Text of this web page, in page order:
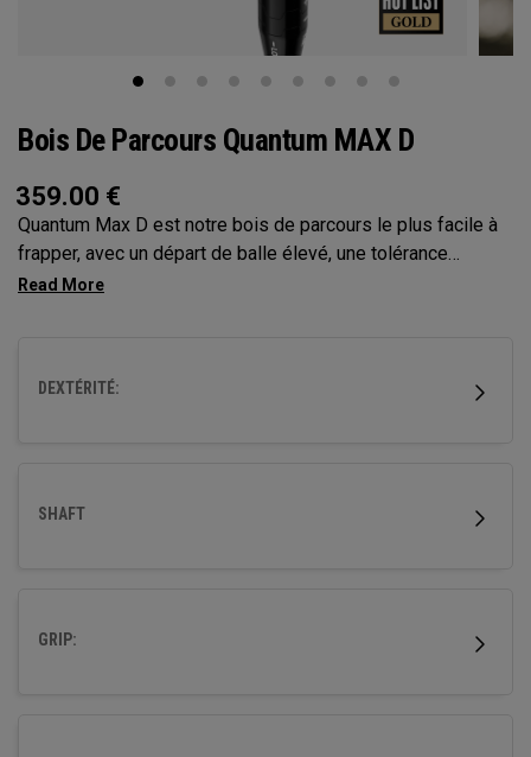
Bois De Parcours Quantum MAX D
359.00 €
Quantum Max D est notre bois de parcours le plus facile à
frapper, avec un départ de balle élevé, une tolérance
maximale et un léger draw. Son empreinte plus grande et sa
DEXTÉRITÉ:
SHAFT
GRIP: